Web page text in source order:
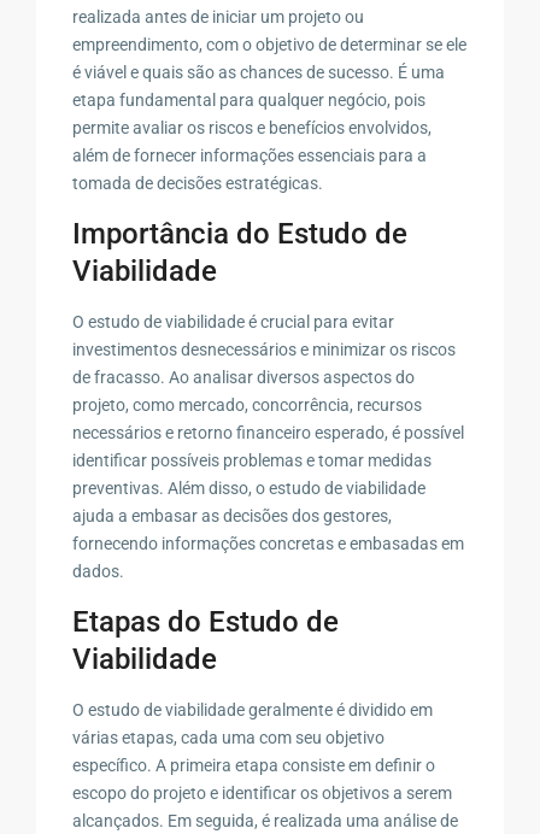
realizada antes de iniciar um projeto ou
empreendimento, com o objetivo de determinar se ele
é viável e quais são as chances de sucesso. É uma
etapa fundamental para qualquer negócio, pois
permite avaliar os riscos e benefícios envolvidos,
além de fornecer informações essenciais para a
tomada de decisões estratégicas.
Importância do Estudo de
Viabilidade
O estudo de viabilidade é crucial para evitar
investimentos desnecessários e minimizar os riscos
de fracasso. Ao analisar diversos aspectos do
projeto, como mercado, concorrência, recursos
necessários e retorno financeiro esperado, é possível
identificar possíveis problemas e tomar medidas
preventivas. Além disso, o estudo de viabilidade
ajuda a embasar as decisões dos gestores,
fornecendo informações concretas e embasadas em
dados.
Etapas do Estudo de
Viabilidade
O estudo de viabilidade geralmente é dividido em
várias etapas, cada uma com seu objetivo
específico. A primeira etapa consiste em definir o
escopo do projeto e identificar os objetivos a serem
alcançados. Em seguida, é realizada uma análise de